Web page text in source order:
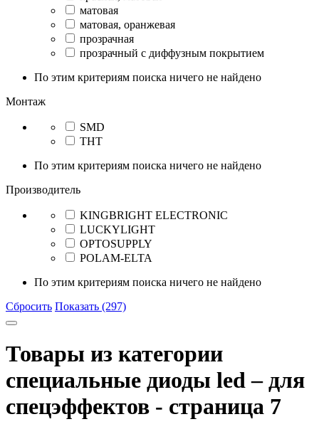
матовая
матовая, оранжевая
прозрачная
прозрачный с диффузным покрытием
По этим критериям поиска ничего не найдено
Монтаж
SMD
THT
По этим критериям поиска ничего не найдено
Производитель
KINGBRIGHT ELECTRONIC
LUCKYLIGHT
OPTOSUPPLY
POLAM-ELTA
По этим критериям поиска ничего не найдено
Сбросить Показать (297)
Товары из категории
специальные диоды led – для
спецэффектов - страница 7